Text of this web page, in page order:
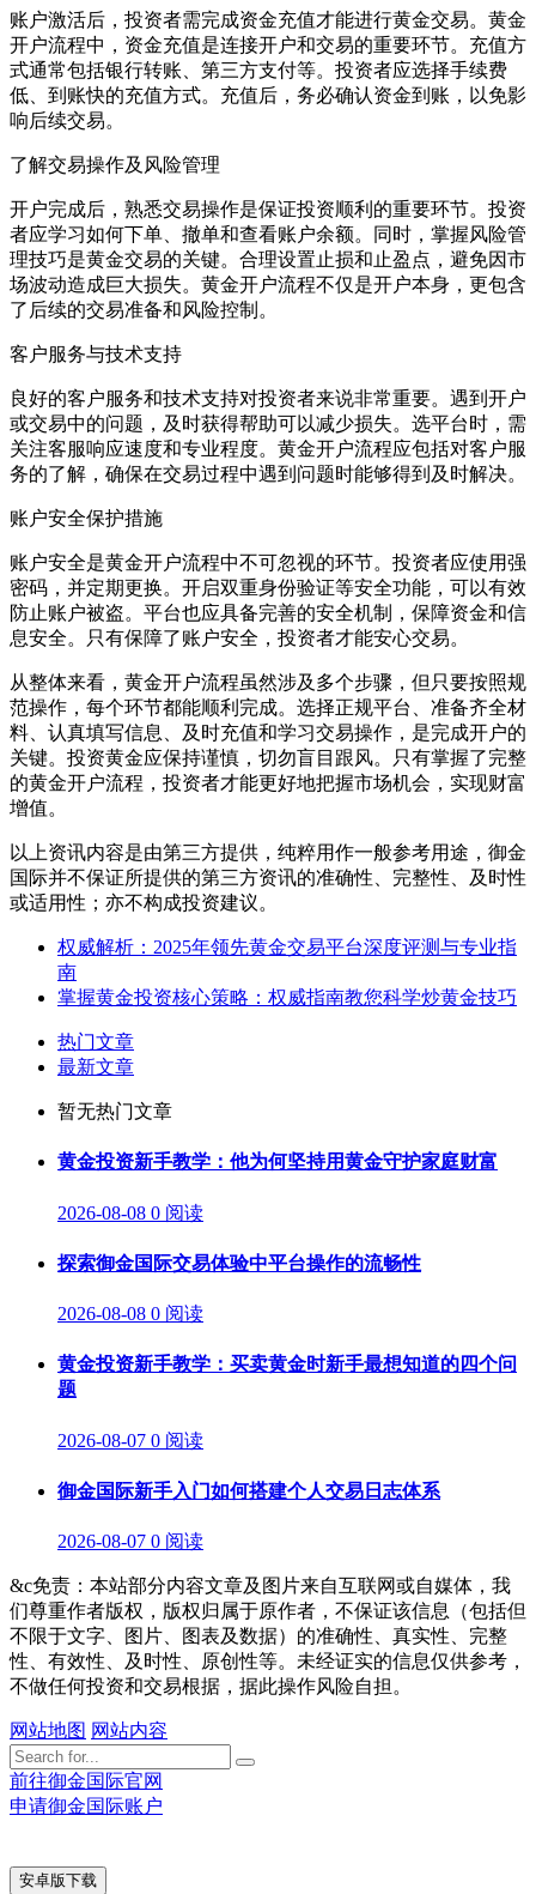
账户激活后，投资者需完成资金充值才能进行黄金交易。黄金
开户流程中，资金充值是连接开户和交易的重要环节。充值方
式通常包括银行转账、第三方支付等。投资者应选择手续费
低、到账快的充值方式。充值后，务必确认资金到账，以免影
响后续交易。
了解交易操作及风险管理
开户完成后，熟悉交易操作是保证投资顺利的重要环节。投资
者应学习如何下单、撤单和查看账户余额。同时，掌握风险管
理技巧是黄金交易的关键。合理设置止损和止盈点，避免因市
场波动造成巨大损失。黄金开户流程不仅是开户本身，更包含
了后续的交易准备和风险控制。
客户服务与技术支持
良好的客户服务和技术支持对投资者来说非常重要。遇到开户
或交易中的问题，及时获得帮助可以减少损失。选平台时，需
关注客服响应速度和专业程度。黄金开户流程应包括对客户服
务的了解，确保在交易过程中遇到问题时能够得到及时解决。
账户安全保护措施
账户安全是黄金开户流程中不可忽视的环节。投资者应使用强
密码，并定期更换。开启双重身份验证等安全功能，可以有效
防止账户被盗。平台也应具备完善的安全机制，保障资金和信
息安全。只有保障了账户安全，投资者才能安心交易。
从整体来看，黄金开户流程虽然涉及多个步骤，但只要按照规
范操作，每个环节都能顺利完成。选择正规平台、准备齐全材
料、认真填写信息、及时充值和学习交易操作，是完成开户的
关键。投资黄金应保持谨慎，切勿盲目跟风。只有掌握了完整
的黄金开户流程，投资者才能更好地把握市场机会，实现财富
增值。
以上资讯内容是由第三方提供，纯粹用作一般参考用途，御金
国际并不保证所提供的第三方资讯的准确性、完整性、及时性
或适用性；亦不构成投资建议。
权威解析：2025年领先黄金交易平台深度评测与专业指
南
掌握黄金投资核心策略：权威指南教您科学炒黄金技巧
热门文章
最新文章
暂无热门文章
黄金投资新手教学：他为何坚持用黄金守护家庭财富
2026-08-08 0 阅读
探索御金国际交易体验中平台操作的流畅性
2026-08-08 0 阅读
黄金投资新手教学：买卖黄金时新手最想知道的四个问
题
2026-08-07 0 阅读
御金国际新手入门如何搭建个人交易日志体系
2026-08-07 0 阅读
&c免责：本站部分内容文章及图片来自互联网或自媒体，我
们尊重作者版权，版权归属于原作者，不保证该信息（包括但
不限于文字、图片、图表及数据）的准确性、真实性、完整
性、有效性、及时性、原创性等。未经证实的信息仅供参考，
不做任何投资和交易根据，据此操作风险自担。
网站地图 网站内容
前往御金国际官网
申请御金国际账户
安卓版下载